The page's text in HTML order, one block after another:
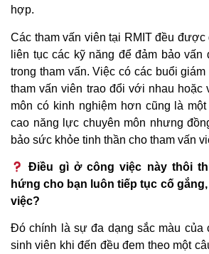
hợp.
Các tham vấn viên tại RMIT đều được
liên tục các kỹ năng để đảm bảo
trong tham vấn. Việc có các buổi
tham vấn viên trao đổi với nhau hoặc
môn có kinh nghiệm hơn cũng là
cao năng lực chuyên môn nhưng
bảo sức khỏe tinh thần cho tham vấn
Điều gì ở công việc này thôi
hứng cho bạn luôn tiếp tục cố
việc?
Đó chính là sự đa dạng sắc màu của
sinh viên khi đến đều đem theo một